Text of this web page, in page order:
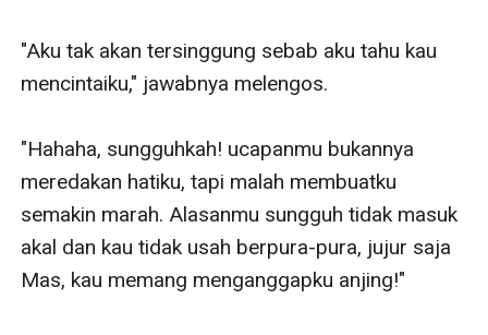
"Aku tak akan tersinggung sebab aku tahu kau
mencintaiku," jawabnya melengos.
"Hahaha, sungguhkah! ucapanmu bukannya
meredakan hatiku, tapi malah membuatku
semakin marah. Alasanmu sungguh tidak masuk
akal dan kau tidak usah berpura-pura, jujur saja
Mas, kau memang menganggapku anjing!"